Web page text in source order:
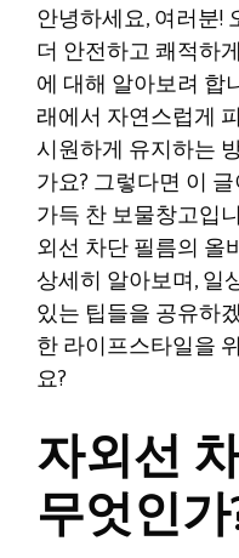
안녕하세요, 여러분!
더 안전하고 쾌적하
에 대해 알아보려 합
래에서 자연스럽게
시원하게 유지하는
가요? 그렇다면 이
가득 찬 보물창고입
외선 차단 필름의 올
상세히 알아보며, 일
있는 팁들을 공유하
한 라이프스타일을
요?
자외선
무엇인